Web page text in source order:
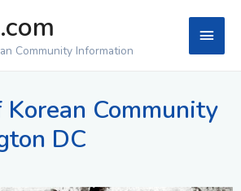
Community Information
Community
DC